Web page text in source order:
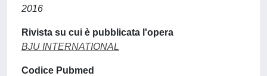
2016
Rivista su cui è pubblicata l'opera
BJU INTERNATIONAL
Codice Pubmed